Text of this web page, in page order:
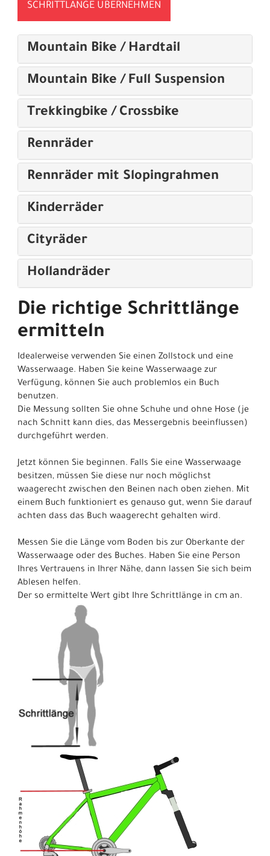
SCHRITTLÄNGE ÜBERNEHMEN
Mountain Bike / Hardtail
Mountain Bike / Full Suspension
Trekkingbike / Crossbike
Rennräder
Rennräder mit Slopingrahmen
Kinderräder
Cityräder
Hollandräder
Die richtige Schrittlänge
ermitteln
Idealerweise verwenden Sie einen Zollstock und eine
Wasserwaage. Haben Sie keine Wasserwaage zur
Verfügung, können Sie auch problemlos ein Buch
benutzen.
Die Messung sollten Sie ohne Schuhe und ohne Hose (je
nach Schnitt kann dies, das Messergebnis beeinflussen)
durchgeführt werden.
Jetzt können Sie beginnen. Falls Sie eine Wasserwaage
besitzen, müssen Sie diese nur noch möglichst
waagerecht zwischen den Beinen nach oben ziehen. Mit
einem Buch funktioniert es genauso gut, wenn Sie darauf
achten dass das Buch waagerecht gehalten wird.
Messen Sie die Länge vom Boden bis zur Oberkante der
Wasserwaage oder des Buches. Haben Sie eine Person
Ihres Vertrauens in Ihrer Nähe, dann lassen Sie sich beim
Ablesen helfen.
Der so ermittelte Wert gibt Ihre Schrittlänge in cm an.